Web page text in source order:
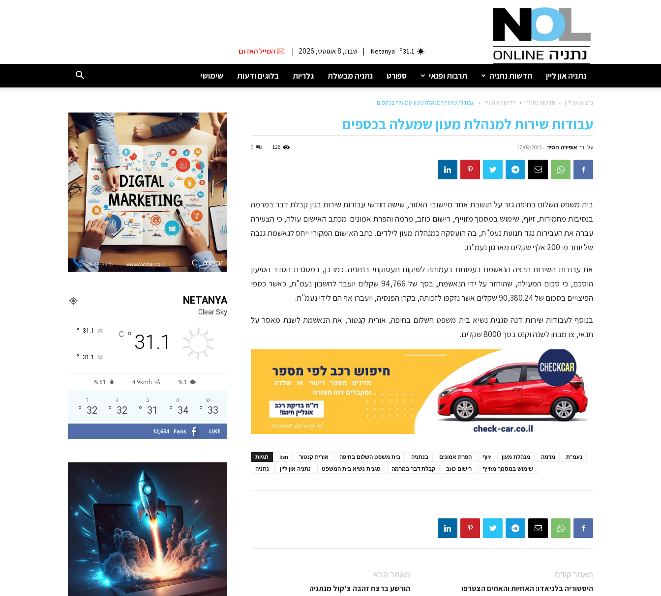
נתניה
31.1
C
Netanya
| שבת, 8 אוגוסט, 2026 | המייל האדום
נתניה און ליין חדשות נתניה תרבות ופנאי ספורט נתניה מבשלת גלריות בלוגים ודעות שימושי
נתניה און ליין חדשות נתניה חדשות מהעיר עבודות שירות למנהלת מעון שמעלה בכספים
עבודות שירות למנהלת מעון שמעלה בכספים
על ידי אופירה חסיד -
17/09/2015
0 126
בית משפט השלום בחיפה גזר על תושבת אחד מיישובי האזור, שישה חודשי עבודות שירות בגין קבלת דבר במרמה
בנסיבות מחמירות, זיוף, שימוש במסמך מזוייף, רישום כוזב, מרמה והפרת אמונים. מכתב האישום עולה, כי הצעירה
עברה את העבירות נגד תנועת נעמ"ת, בה הועסקה כמנהלת מעון לילדים. כתב האישום המקורי ייחס לנאשמת גנבה
של יותר מ-200 אלף שקלים מארגון נעמ"ת.
את עבודות השירות תרצה הנאשמת בעמותת בעמותה לשיקום תעסוקתי בנתניה. כמו כן, במסגרת הסדר הטיעון
הוסכם, כי סכום המעילה, שהוחזר על ידי הנאשמת, בסך של 94,766 שקלים יועבר לחשבון נעמ"ת, כאשר כספי
הפיצויים בסכום של 90,380.24 שקלים אשר נזקפו לזכותה, בקרן הפנסיה, יועברו אף הם לידי נעמ"ת.
בנוסף לעבודות שירות דנה סגנית נשיא בית משפט השלום בחיפה, אורית קנטור, את הנאשמת לשנת מאסר על
תנאי, צו מבחן לשנה וקנס בסך 8000 שקלים.
תגיות ksn אורית קנטור בית משפט השלום בחיפה בנתניה הפרת אמונים זיוף מנהלת מעון מרמה
נעמ"ת
נתניה
נתניה און ליין סגנית נשיא בית המשפט קבלת דבר במרמה רישום כוזב שימוש במסמך מזוייף
מאמר קודם
היסטוריה בלניאדו: האחיות והאחים הצטרפו
מאמר הבא
הורשע ברצח זהבה צ'קול מנתניה
NETANYA
Clear Sky
31.1
°
C
31.1
°
31.1
°
61 % 4.9kmh 1 %
ש
33
°
א
34
°
ב
31
°
ג
32
°
ד
32
°
12,654 Fans LIKE